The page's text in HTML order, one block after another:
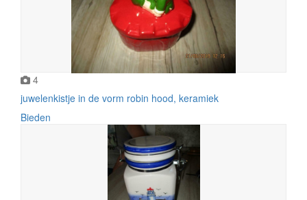
4
juwelenkistje in de vorm robin hood, keramiek
Bieden